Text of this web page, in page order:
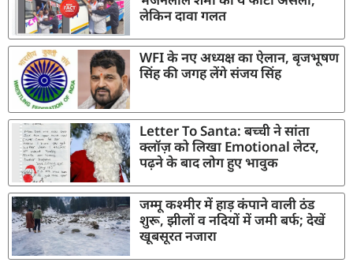
लेकिन दावा गलत
WFI के नए अध्यक्ष का ऐलान, बृजभूषण
सिंह की जगह लेंगे संजय सिंह
Letter To Santa: बच्ची ने सांता
क्लॉज़ को लिखा Emotional लेटर,
पढ़ने के बाद लोग हुए भावुक
जम्मू कश्मीर में हाड़ कंपाने वाली ठंड
शुरू, झीलों व नदियों में जमी बर्फ; देखें
खूबसूरत नजारा